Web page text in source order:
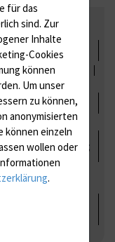
Blutalkohol,
/ Harnwege
/
Stoffwechsel /
/ Vitamine;
Immunologie
Amaleptika,
für das
sind. Zur
Inhalte
Cookies
können
Um unser
zu können,
anonymisierten
können einzeln
wollen oder
.